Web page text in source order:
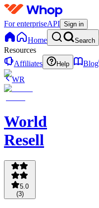
For enterpriseAPI Sign in
Home Search
Resources
Affiliates
Help Blog
WR
World
Resell
5.0
(3)